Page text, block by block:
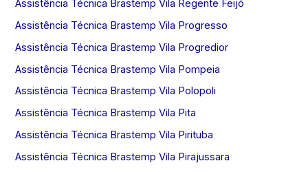
Assistência Técnica Brastemp Vila Regente Feijó
Assistência Técnica Brastemp Vila Progresso
Assistência Técnica Brastemp Vila Progredior
Assistência Técnica Brastemp Vila Pompeia
Assistência Técnica Brastemp Vila Polopoli
Assistência Técnica Brastemp Vila Pita
Assistência Técnica Brastemp Vila Pirituba
Assistência Técnica Brastemp Vila Pirajussara